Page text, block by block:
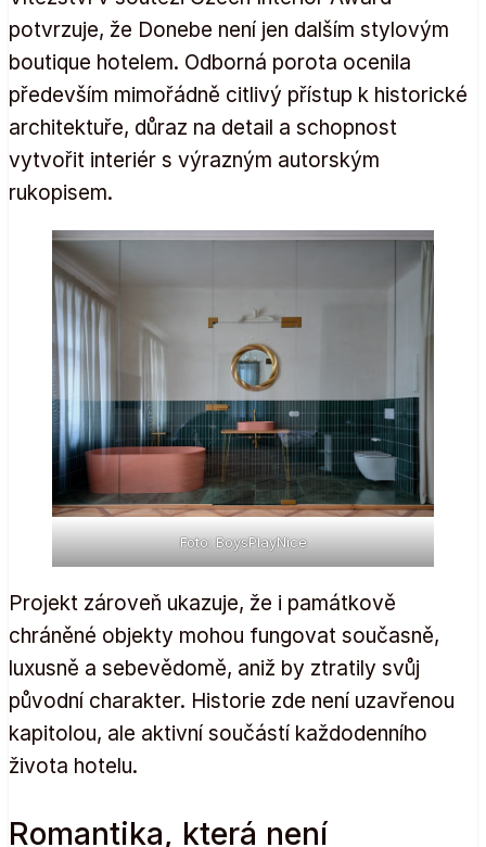
potvrzuje, že Donebe není jen dalším stylovým
boutique hotelem. Odborná porota ocenila
především mimořádně citlivý přístup k historické
architektuře, důraz na detail a schopnost
vytvořit interiér s výrazným autorským
rukopisem.
Foto: BoysPlayNice
Projekt zároveň ukazuje, že i památkově
chráněné objekty mohou fungovat současně,
luxusně a sebevědomě, aniž by ztratily svůj
původní charakter. Historie zde není uzavřenou
kapitolou, ale aktivní součástí každodenního
života hotelu.
Romantika, která není